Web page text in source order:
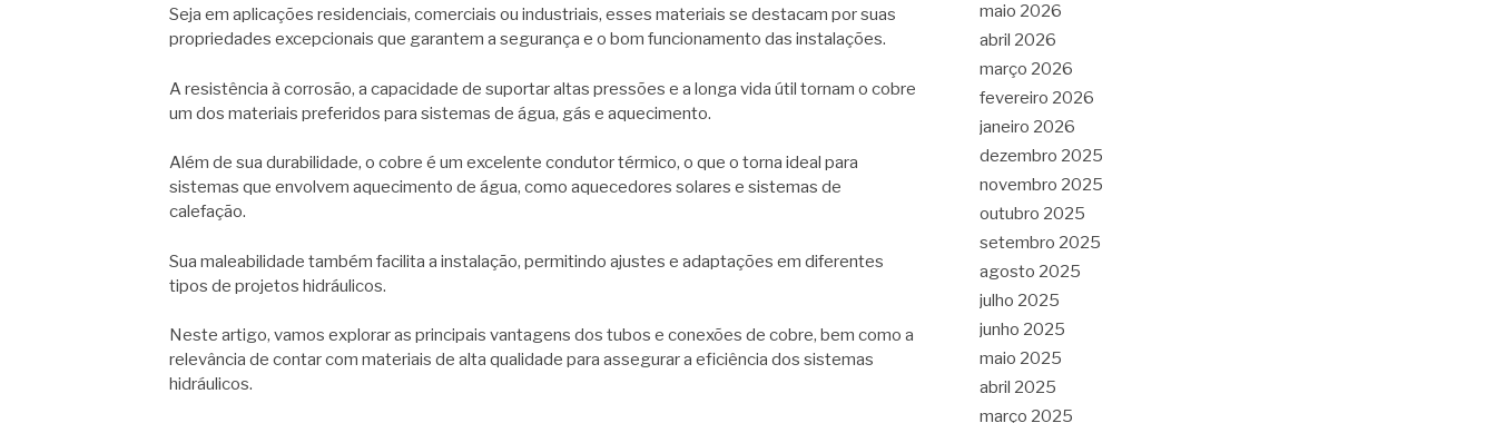
Seja em aplicações residenciais, comerciais ou industriais, esses materiais se destacam por suas
propriedades excepcionais que garantem a segurança e o bom funcionamento das instalações.
A resistência à corrosão, a capacidade de suportar altas pressões e a longa vida útil tornam o cobre
um dos materiais preferidos para sistemas de água, gás e aquecimento.
Além de sua durabilidade, o cobre é um excelente condutor térmico, o que o torna ideal para
sistemas que envolvem aquecimento de água, como aquecedores solares e sistemas de
calefação.
Sua maleabilidade também facilita a instalação, permitindo ajustes e adaptações em diferentes
tipos de projetos hidráulicos.
Neste artigo, vamos explorar as principais vantagens dos tubos e conexões de cobre, bem como a
relevância de contar com materiais de alta qualidade para assegurar a eficiência dos sistemas
hidráulicos.
maio 2026
abril 2026
março 2026
fevereiro 2026
janeiro 2026
dezembro 2025
novembro 2025
outubro 2025
setembro 2025
agosto 2025
julho 2025
junho 2025
maio 2025
abril 2025
março 2025